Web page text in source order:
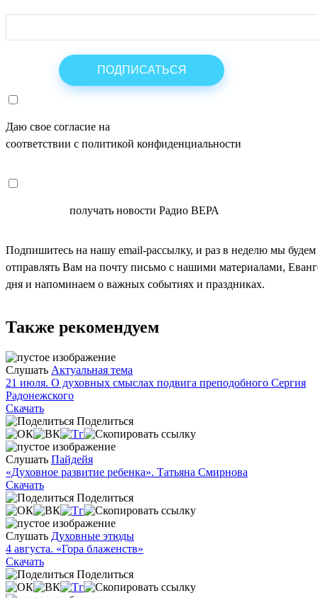
Даю свое согласие на
соответствии с политикой конфиденциальности
получать новости Радио ВЕРА
Подпишитесь на нашу email-рассылку, и раз в неделю мы будем
отправлять Вам на почту письмо с нашими материалами,
дня и напоминаем о важных событиях и праздниках.
Также рекомендуем
Слушать Актуальная тема
21 июля. О духовных смыслах подвига преподобного Сергия
Радонежского
Скачать
Поделиться
Слушать Пайдейя
«Духовное развитие ребенка». Татьяна Смирнова
Скачать
Поделиться
Слушать Духовные этюды
4 августа. «Гора блаженств»
Скачать
Поделиться